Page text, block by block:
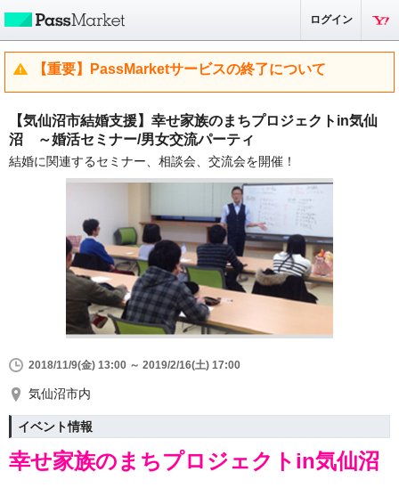
ログイン
【重要】PassMarketサービスの終了について
【気仙沼市結婚支援】幸せ家族のまちプロジェクトin気仙
沼 ～婚活セミナー/男女交流パーティ
結婚に関連するセミナー、相談会、交流会を開催！
2018/11/9(金) 13:00 ～ 2019/2/16(土) 17:00
気仙沼市内
イベント情報
幸せ家族のまちプロジェクトin気仙沼